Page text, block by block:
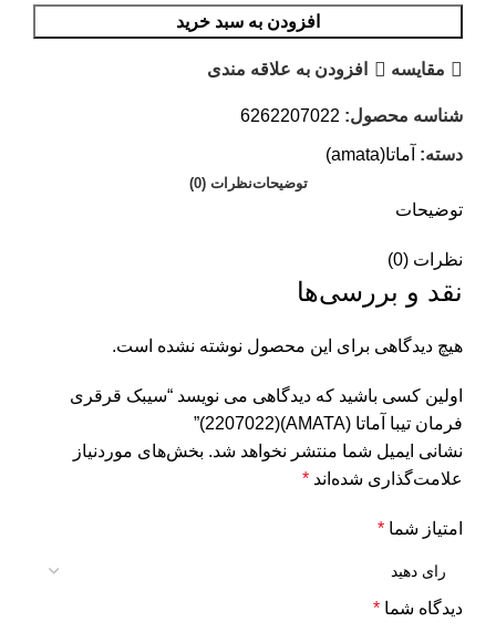
افزودن به سبد خرید
مقایسه افزودن به علاقه مندی
شناسه محصول: 6262207022
دسته: آماتا(amata)
توضیحاتنظرات (0)
توضیحات
نظرات (0)
نقد و بررسی‌ها
هیچ دیدگاهی برای این محصول نوشته نشده است.
اولین کسی باشید که دیدگاهی می نویسد “سیبک قرقری
فرمان تیبا آماتا (AMATA)(2207022)”
نشانی ایمیل شما منتشر نخواهد شد. بخش‌های موردنیاز
علامت‌گذاری شده‌اند *
امتیاز شما *
دیدگاه شما *